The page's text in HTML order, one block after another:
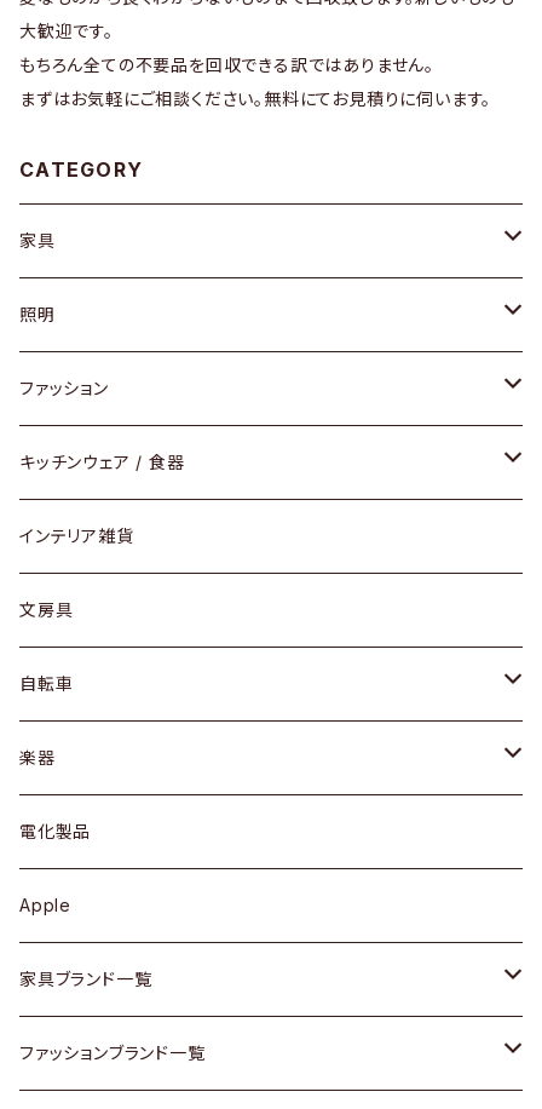
大歓迎です。
もちろん全ての不要品を回収できる訳ではありません。
まずはお気軽にご相談ください。無料にてお見積りに伺います。
CATEGORY
家具
ソファ / ベンチ
チェア / スツール
ダイニングセット / ダイニングテーブル
ローテーブル / サイドテーブル
デスク / コンソール
ドレッサー
シェルフ
キュリオケース / 飾り棚
カップボード / 食器棚
チェスト
その他家具
照明
ペンダントライト
テーブルランプ / デスクスタンド
フロアライト
ファッション
アクセサリー
リング
ピアス / イヤリング
その他アクセサリー
財布
バッグ
アウター
トップス
ワンピース
ボトムス
靴
スカーフ
キッチンウェア / 食器
グラス / タンブラー
カップ / マグ
プレート / ボウル
カトラリー
ケトル / ティーポット
鍋 / フライパン
Vintage / ヴィンテージ
銀製品
インテリア雑貨
文房具
自転車
dahon
楽器
ギター
ベース
その他楽器
電化製品
Apple
家具ブランド一覧
ACME Furniture / アクメ ファニチャー
ファッションブランド一覧